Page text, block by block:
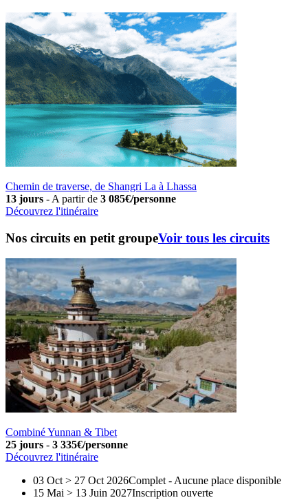
Chemin de traverse, de Shangri La à Lhassa
13 jours - A partir de 3 085€/personne
Découvrez l'itinéraire
Nos circuits en petit groupeVoir tous les circuits
Combiné Yunnan & Tibet
25 jours - 3 335€/personne
Découvrez l'itinéraire
03 Oct > 27 Oct 2026Complet - Aucune place disponible
15 Mai > 13 Juin 2027Inscription ouverte